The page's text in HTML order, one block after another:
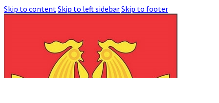
Skip to contentSkip to left sidebarSkip to footer